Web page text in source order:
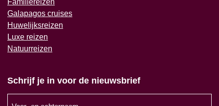
Familiereizen
Galapagos cruises
Huwelijksreizen
Luxe reizen
Natuurreizen
Schrijf je in voor de nieuwsbrief